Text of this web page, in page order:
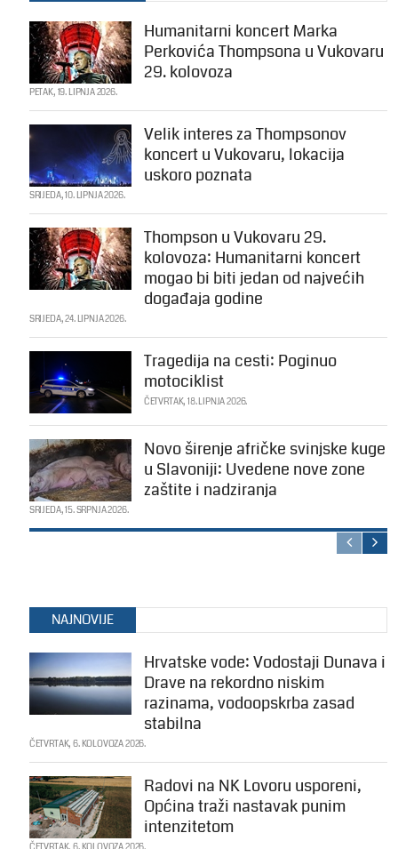
Humanitarni koncert Marka
Perkovića Thompsona u Vukovaru
29. kolovoza
PETAK, 19. LIPNJA 2026.
Velik interes za Thompsonov
koncert u Vukovaru, lokacija
uskoro poznata
SRIJEDA, 10. LIPNJA 2026.
Thompson u Vukovaru 29.
kolovoza: Humanitarni koncert
mogao bi biti jedan od najvećih
događaja godine
SRIJEDA, 24. LIPNJA 2026.
Tragedija na cesti: Poginuo
motociklist
ČETVRTAK, 18. LIPNJA 2026.
Novo širenje afričke svinjske kuge
u Slavoniji: Uvedene nove zone
zaštite i nadziranja
SRIJEDA, 15. SRPNJA 2026.
NAJNOVIJE
Hrvatske vode: Vodostaji Dunava i
Drave na rekordno niskim
razinama, vodoopskrba zasad
stabilna
ČETVRTAK, 6. KOLOVOZA 2026.
Radovi na NK Lovoru usporeni,
Općina traži nastavak punim
intenzitetom